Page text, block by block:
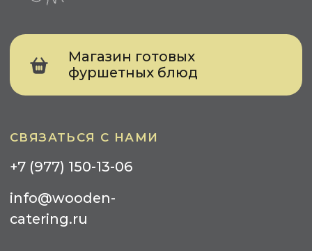
Детский Праздник
Вечеринка
КЕЙТЕРИНГ ДЛЯ ЧАСТНЫХ ЛИЦ
УСЛУГИ
Meet Up
Фуршеты